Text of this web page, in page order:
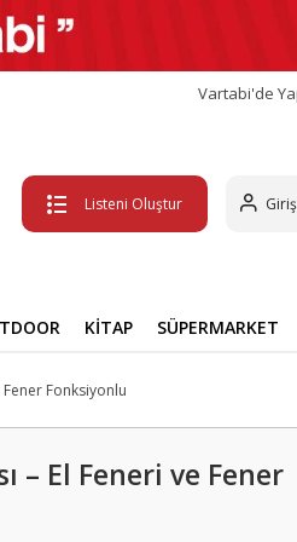
Vartabi'de
Listeni Oluştur
KİTAP SÜPERMARKET
Fener Fonksiyonlu
– El Feneri ve Fener